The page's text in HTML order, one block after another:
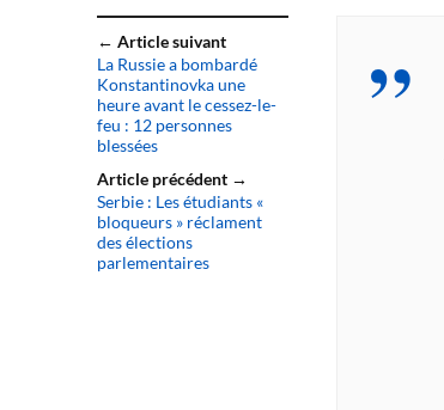
← Article suivant
La Russie a bombardé
Konstantinovka une
heure avant le cessez-le-
feu : 12 personnes
blessées
Article précédent →
Serbie : Les étudiants «
bloqueurs » réclament
des élections
parlementaires